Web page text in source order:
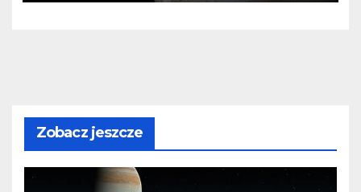
Zobacz jeszcze